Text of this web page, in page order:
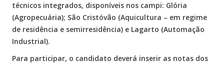
técnicos integrados, disponíveis nos campi: Glória
(Agropecuária); São Cristóvão (Aquicultura – em regime
de residência e semirresidência) e Lagarto (Automação
Industrial).
Para participar, o candidato deverá inserir as notas dos